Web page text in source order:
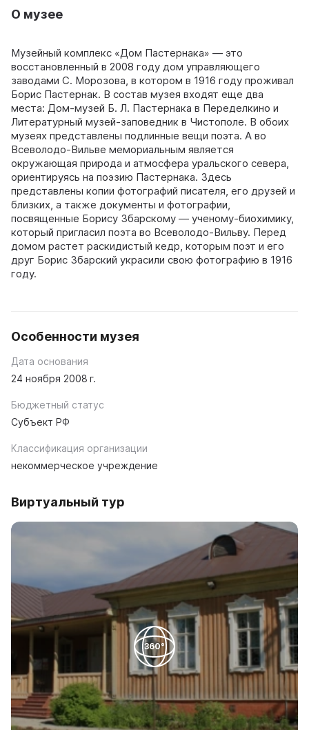
О музее
Музейный комплекс «Дом Пастернака» — это
восстановленный в 2008 году дом управляющего
заводами С. Морозова, в котором в 1916 году проживал
Борис Пастернак. В состав музея входят еще два
места: Дом-музей Б. Л. Пастернака в Переделкино и
Литературный музей-заповедник в Чистополе. В обоих
музеях представлены подлинные вещи поэта. А во
Всеволодо-Вильве мемориальным является
окружающая природа и атмосфера уральского севера,
ориентируясь на поэзию Пастернака. Здесь
представлены копии фотографий писателя, его друзей и
близких, а также документы и фотографии,
посвященные Борису Збарскому — ученому-биохимику,
который пригласил поэта во Всеволодо-Вильву. Перед
домом растет раскидистый кедр, которым поэт и его
друг Борис Збарский украсили свою фотографию в 1916
году.
Особенности музея
Дата основания
24 ноября 2008 г.
Бюджетный статус
Субъект РФ
Классификация организации
некоммерческое учреждение
Виртуальный тур
360°